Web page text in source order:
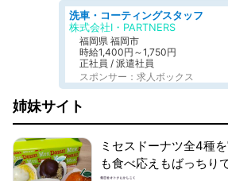
洗車・コーティングスタッフ
株式会社I・PARTNERS
福岡県 福岡市
時給1,400円～1,750円
正社員 / 派遣社員
スポンサー：求人ボックス
姉妹サイト
ミセスドーナツ全4種
も食べ応えもばっちり